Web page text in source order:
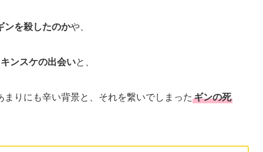
ンを殺したのかや、
ンスケの出会いと、
りにも辛い背景と、それを繋いでしまった ギンの死